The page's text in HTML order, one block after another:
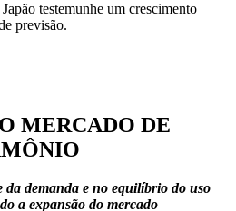
testemunhe um crescimento
previsão.
MERCADO DE
demanda e no equilíbrio do uso
a expansão do mercado